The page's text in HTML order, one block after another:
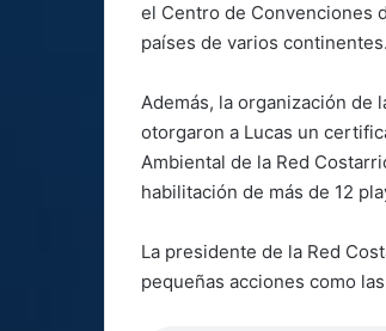
el Centro de Convenciones
países de varios continentes.
Además, la organización de
otorgaron a Lucas un
Ambiental de la Red
habilitación de más de 12
La presidente de la Red
pequeñas acciones como